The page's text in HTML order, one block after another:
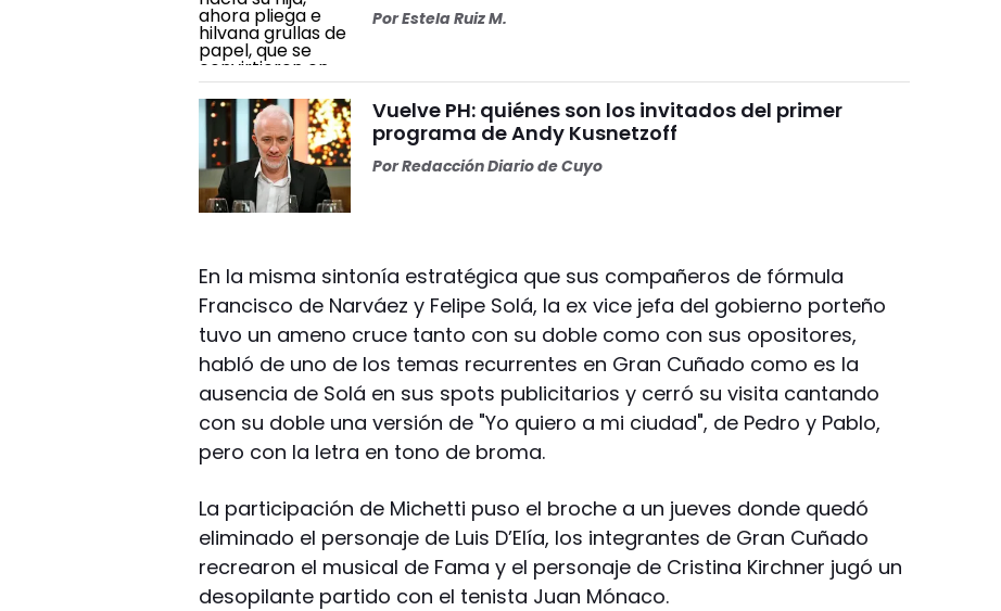
PorEstela Ruiz M.
Vuelve PH: quiénes son los invitados del primer
programa de Andy Kusnetzoff
PorRedacción Diario de Cuyo
En la misma sintonía estratégica que sus compañeros de fórmula
Francisco de Narváez y Felipe Solá, la ex vice jefa del gobierno porteño
tuvo un ameno cruce tanto con su doble como con sus opositores,
habló de uno de los temas recurrentes en Gran Cuñado como es la
ausencia de Solá en sus spots publicitarios y cerró su visita cantando
con su doble una versión de "Yo quiero a mi ciudad", de Pedro y Pablo,
pero con la letra en tono de broma.
La participación de Michetti puso el broche a un jueves donde quedó
eliminado el personaje de Luis D’Elía, los integrantes de Gran Cuñado
recrearon el musical de Fama y el personaje de Cristina Kirchner jugó un
desopilante partido con el tenista Juan Mónaco.